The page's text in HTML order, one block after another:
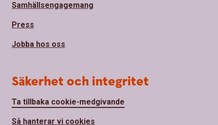
Samhällsengagemang
Press
Jobba hos oss
Säkerhet och integritet
Ta tillbaka cookie-medgivande
Så hanterar vi cookies